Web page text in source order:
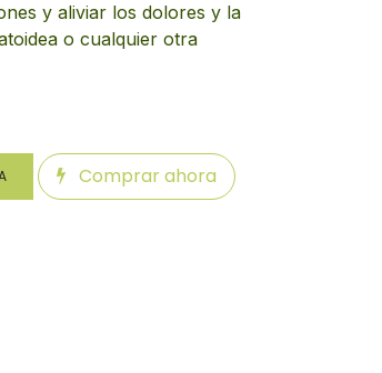
y aliviar los dolores y la
o cualquier otra
Comprar ahora